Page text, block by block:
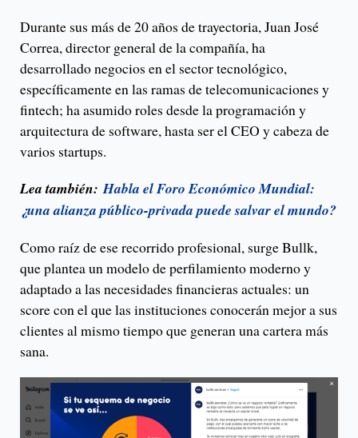
Durante sus más de 20 años de trayectoria, Juan José
Correa, director general de la compañía, ha
desarrollado negocios en el sector tecnológico,
específicamente en las ramas de telecomunicaciones y
fintech; ha asumido roles desde la programación y
arquitectura de software, hasta ser el CEO y cabeza de
varios startups.
Lea también:Habla el Foro Económico Mundial:
¿una alianza público-privada puede salvar el mundo?
Como raíz de ese recorrido profesional, surge Bullk,
que plantea un modelo de perfilamiento moderno y
adaptado a las necesidades financieras actuales: un
score con el que las instituciones conocerán mejor a sus
clientes al mismo tiempo que generan una cartera más
sana.